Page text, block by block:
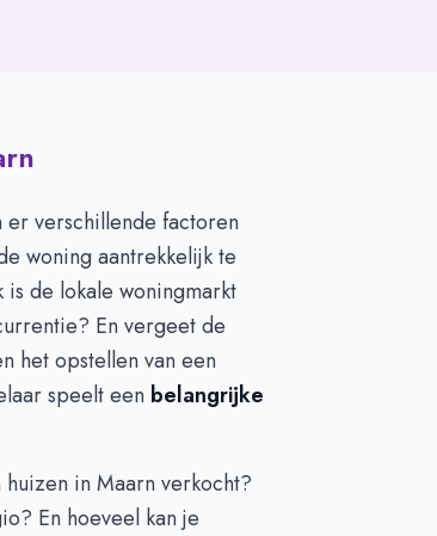
verschillende factoren
woning aantrekkelijk te
de lokale woningmarkt
En vergeet de
het opstellen van een
speelt een belangrijke
in Maarn verkocht?
En hoeveel kan je